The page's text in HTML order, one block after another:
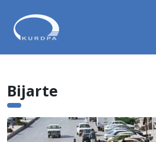
Bijarte